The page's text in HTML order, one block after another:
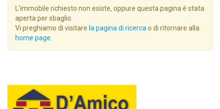
L'immobile richiesto non esiste, oppure questa pagina è stata
aperta per sbaglio.
Vi preghiamo di visitare la pagina di ricercao di ritornare alla
home page.